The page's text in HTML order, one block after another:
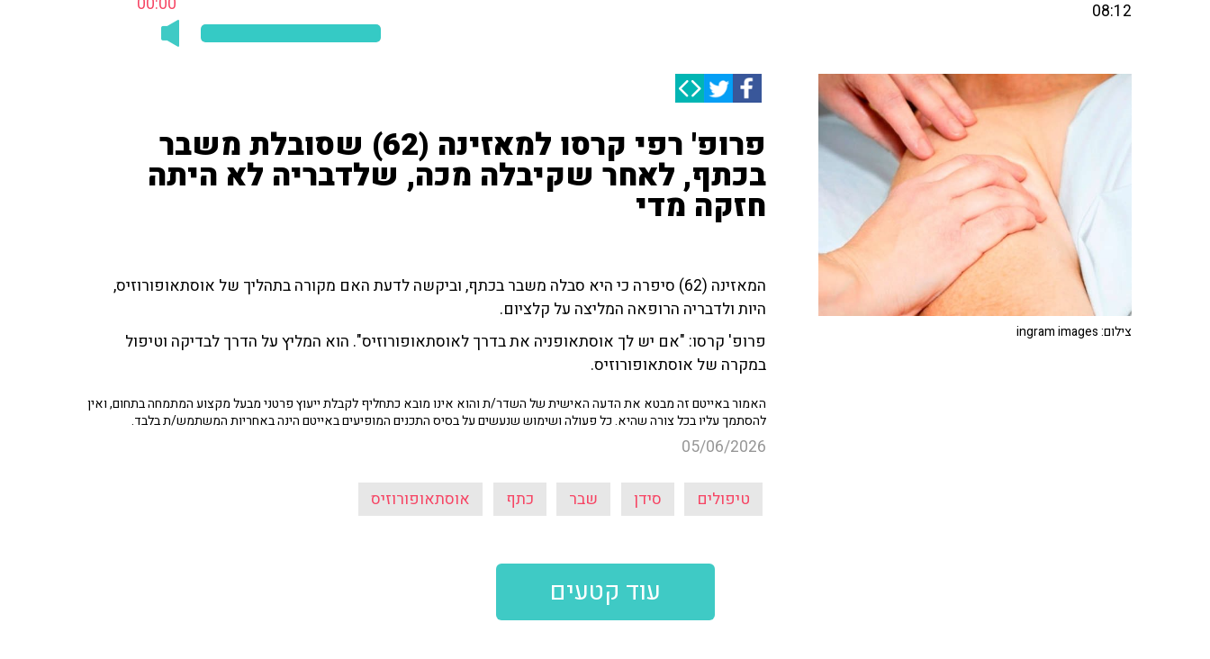
08:12
פרופ' רפי קרסו למאזינה (62) שסובלת משבר
בכתף, לאחר שקיבלה מכה, שלדבריה לא היתה
חזקה מדי
המאזינה (62) סיפרה כי היא סבלה משבר בכתף, וביקשה לדעת האם מקורה בתהליך של אוסתאופורוזיס,
היות ולדבריה הרופאה המליצה על קלציום.
פרופ' קרסו: "אם יש לך אוסתאופניה את בדרך לאוסתאופורוזיס". הוא המליץ על הדרך לבדיקה וטיפול
במקרה של אוסתאופורוזיס.
האמור באייטם זה מבטא את הדעה האישית של השדר/ת והוא אינו מובא כתחליף לקבלת ייעוץ פרטני מבעל מקצוע המתמחה בתחום, ואין
להסתמך עליו בכל צורה שהיא. כל פעולה ושימוש שנעשים על בסיס התכנים המופיעים באייטם הינה באחריות המשתמש/ת בלבד.
05/06/2026
טיפולים סידן שבר כתף אוסתאופורוזיס
צילום: ingram images
עוד קטעים